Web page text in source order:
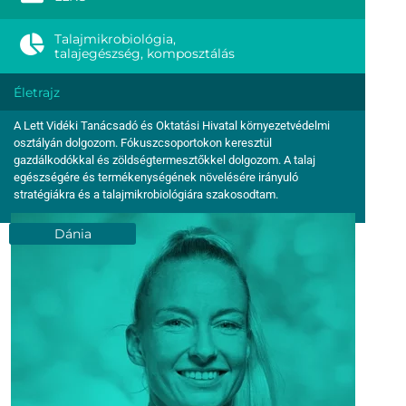
Talajmikrobiológia,
talajegészség, komposztálás
Életrajz
A Lett Vidéki Tanácsadó és Oktatási Hivatal környezetvédelmi
osztályán dolgozom. Fókuszcsoportokon keresztül
gazdálkodókkal és zöldségtermesztőkkel dolgozom. A talaj
egészségére és termékenységének növelésére irányuló
stratégiákra és a talajmikrobiológiára szakosodtam.
Dánia